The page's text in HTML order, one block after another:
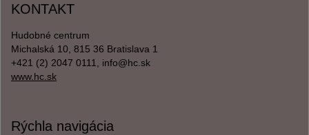
KONTAKT
Hudobné centrum
Michalská 10, 815 36 Bratislava 1
+421 (2) 2047 0111, info@hc.sk
www.hc.sk
Rýchla navigácia